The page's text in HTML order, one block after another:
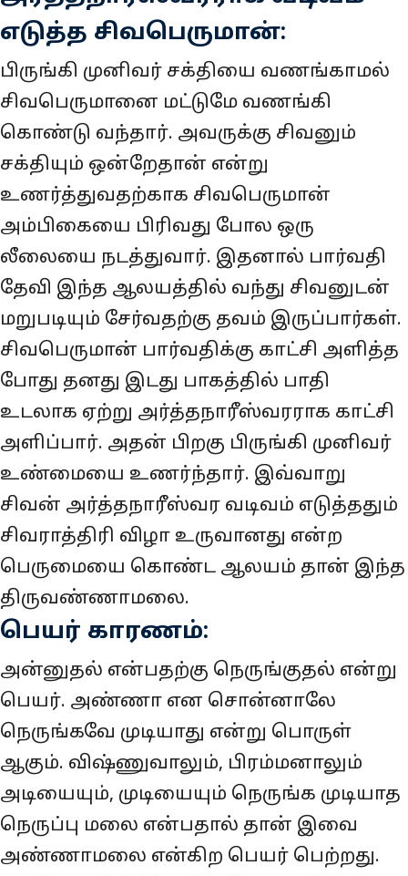
எடுத்த சிவபெருமான்:
பிருங்கி முனிவர் சக்தியை வணங்காமல்
சிவபெருமானை மட்டுமே வணங்கி
கொண்டு வந்தார். அவருக்கு சிவனும்
சக்தியும் ஒன்றேதான் என்று
உணர்த்துவதற்காக சிவபெருமான்
அம்பிகையை பிரிவது போல ஒரு
லீலையை நடத்துவார். இதனால் பார்வதி
தேவி இந்த ஆலயத்தில் வந்து சிவனுடன்
மறுபடியும் சேர்வதற்கு தவம் இருப்பார்கள்.
சிவபெருமான் பார்வதிக்கு காட்சி அளித்த
போது தனது இடது பாகத்தில் பாதி
உடலாக ஏற்று அர்த்தநாரீஸ்வரராக காட்சி
அளிப்பார். அதன் பிறகு பிருங்கி முனிவர்
உண்மையை உணர்ந்தார். இவ்வாறு
சிவன் அர்த்தநாரீஸ்வர வடிவம் எடுத்ததும்
சிவராத்திரி விழா உருவானது என்ற
பெருமையை கொண்ட ஆலயம் தான் இந்த
திருவண்ணாமலை.
பெயர் காரணம்:
அன்னுதல் என்பதற்கு நெருங்குதல் என்று
பெயர். அண்ணா என சொன்னாலே
நெருங்கவே முடியாது என்று பொருள்
ஆகும்.‌ விஷ்ணுவாலும், பிரம்மனாலும்
அடியையும், முடியையும் நெருங்க முடியாத
நெருப்பு மலை என்பதால் தான் இவை
அண்ணாமலை என்கிற பெயர் பெற்றது.